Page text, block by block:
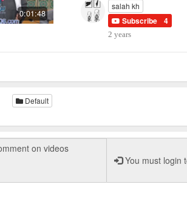
0:01:48
salah kh
Subscribe 4
2 years
Default
You must login